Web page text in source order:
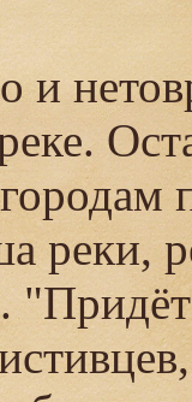
и
реки,